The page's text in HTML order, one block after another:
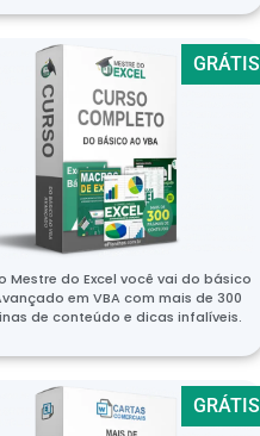
GRÁTIS
Mestre do Excel você vai do básico
em VBA com mais de 300
de conteúdo e dicas infalíveis.
GRÁTIS